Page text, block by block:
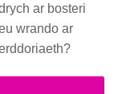
ar bosteri
wrando ar